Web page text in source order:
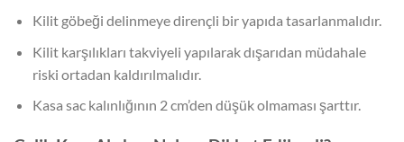
Kilit göbeği delinmeye dirençli bir yapıda tasarlanmalıdır.
Kilit karşılıkları takviyeli yapılarak dışarıdan müdahale
riski ortadan kaldırılmalıdır.
Kasa sac kalınlığının 2 cm’den düşük olmaması şarttır.